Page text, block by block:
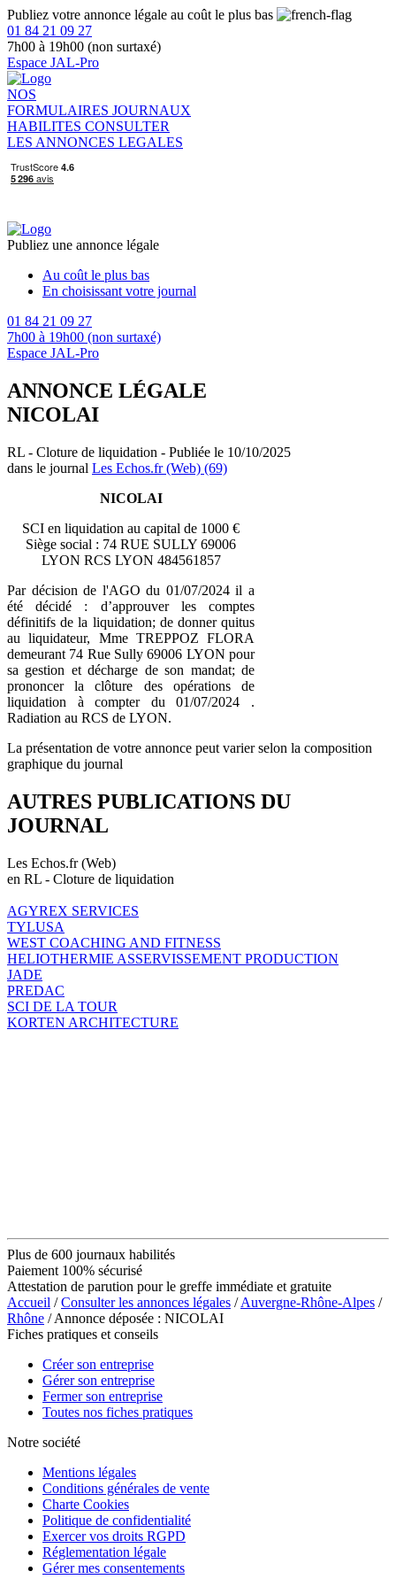
Publiez votre annonce légale au coût le plus bas
01 84 21 09 27
7h00 à 19h00 (non surtaxé)
Espace JAL-Pro
NOS
FORMULAIRES JOURNAUX
HABILITES CONSULTER
LES ANNONCES LEGALES
Publiez une annonce légale
Au coût le plus bas
En choisissant votre journal
01 84 21 09 27
7h00 à 19h00 (non surtaxé)
Espace JAL-Pro
ANNONCE LÉGALE
NICOLAI
RL - Cloture de liquidation - Publiée le 10/10/2025
dans le journal Les Echos.fr (Web) (69)
NICOLAI
SCI en liquidation au capital de 1000 €
Siège social : 74 RUE SULLY 69006
LYON RCS LYON 484561857
Par décision de l'AGO du 01/07/2024 il a
été décidé : d’approuver les comptes
définitifs de la liquidation; de donner quitus
au liquidateur, Mme TREPPOZ FLORA
demeurant 74 Rue Sully 69006 LYON pour
sa gestion et décharge de son mandat; de
prononcer la clôture des opérations de
liquidation à compter du 01/07/2024 .
Radiation au RCS de LYON.
La présentation de votre annonce peut varier selon la composition
graphique du journal
AUTRES PUBLICATIONS DU
JOURNAL
Les Echos.fr (Web)
en RL - Cloture de liquidation
AGYREX SERVICES
TYLUSA
WEST COACHING AND FITNESS
HELIOTHERMIE ASSERVISSEMENT PRODUCTION
JADE
PREDAC
SCI DE LA TOUR
KORTEN ARCHITECTURE
Plus de 600 journaux habilités
Paiement 100% sécurisé
Attestation de parution pour le greffe immédiate et gratuite
Accueil /Consulter les annonces légales /Auvergne-Rhône-Alpes /
Rhône / Annonce déposée : NICOLAI
Fiches pratiques et conseils
Créer son entreprise
Gérer son entreprise
Fermer son entreprise
Toutes nos fiches pratiques
Notre société
Mentions légales
Conditions générales de vente
Charte Cookies
Politique de confidentialité
Exercer vos droits RGPD
Réglementation légale
Gérer mes consentements